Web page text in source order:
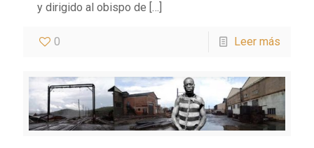
y dirigido al obispo de […]
0 Leer más